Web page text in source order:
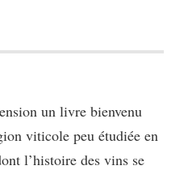
un livre bienvenu
viticole peu étudiée en
l’histoire des vins se